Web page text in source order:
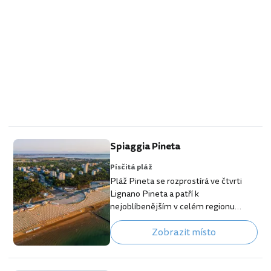
Spiaggia Pineta
Písčitá pláž
Pláž Pineta se rozprostírá ve čtvrti
Lignano Pineta a patří k
nejoblíbenějším v celém regionu
severního Jadranu. [btn "10 nejlepších
hotelů v Lignanu"
https://www.booking.com/city/it/lign
ano-sabbiadoro.cs.html?
Zobrazit místo